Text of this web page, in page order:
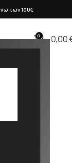
των 100€
0 0,00